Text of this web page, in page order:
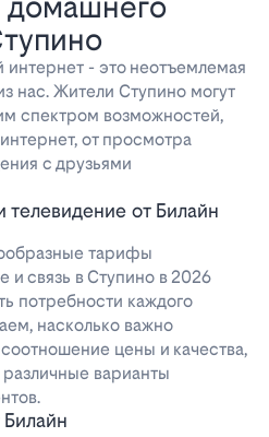
- это неотъемлемая
нас. Жители Ступино могут
спектром возможностей,
от просмотра
с друзьями
от Билайн
тарифы
и связь в Ступино в 2026
потребности каждого
насколько важно
цены и качества,
варианты